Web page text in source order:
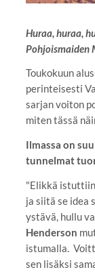
Huraa, huraa,
Pohjoismaiden
Toukokuun
perinteisesti
sarjan voiton
miten tässä
Ilmassa on
tunnelmat
"Elikkä
ja siitä se idea
ystävä, hullu
Henderson
istumalla.
sen lisäksi